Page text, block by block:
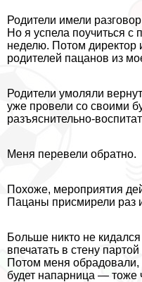
Родители имели
Но я успела поучиться
неделю. Потом директор
родителей пацанов из
Родители умоляли
уже провели со своими
разъяснительно-
Меня перевели обратно.
Похоже, мероприятия
Пацаны присмирели раз
Больше никто не
впечатать в стену
Потом меня обрадовали,
будет напарница — тоже